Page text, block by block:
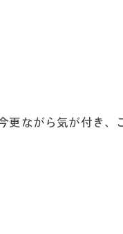
ながら気が付き